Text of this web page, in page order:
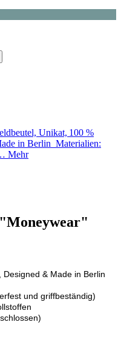
Unikat, 100 %
in Berlin Materialien:
Mehr
& Made in Berlin
und griffbeständig)